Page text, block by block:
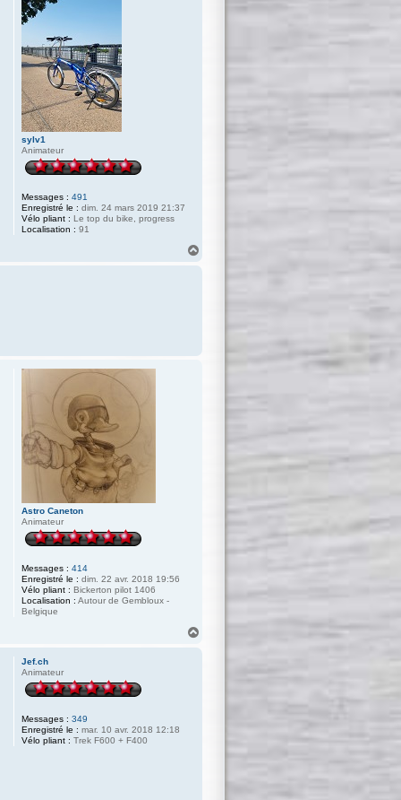
sylv1
Animateur
Messages : 491
Enregistré le : dim. 24 mars 2019 21:37
Vélo pliant : Le top du bike, progress
Localisation : 91
Astro Caneton
Animateur
Messages : 414
Enregistré le : dim. 22 avr. 2018 19:56
Vélo pliant : Bickerton pilot 1406
Localisation : Autour de Gembloux -
Belgique
Jef.ch
Animateur
Messages : 349
Enregistré le : mar. 10 avr. 2018 12:18
Vélo pliant : Trek F600 + F400